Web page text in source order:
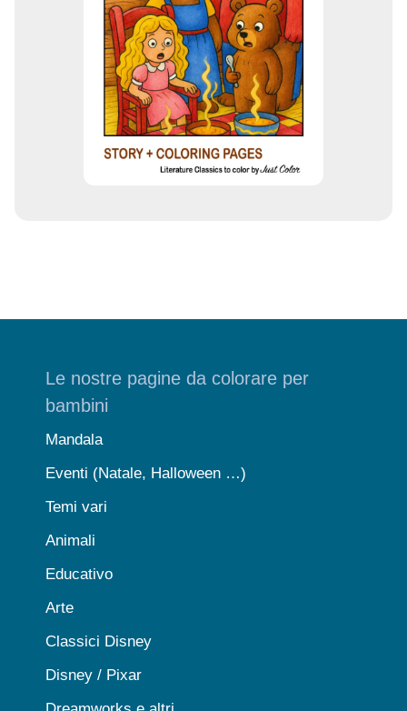
Le nostre pagine da colorare per
bambini
Mandala
Eventi (Natale, Halloween …)
Temi vari
Animali
Educativo
Arte
Classici Disney
Disney / Pixar